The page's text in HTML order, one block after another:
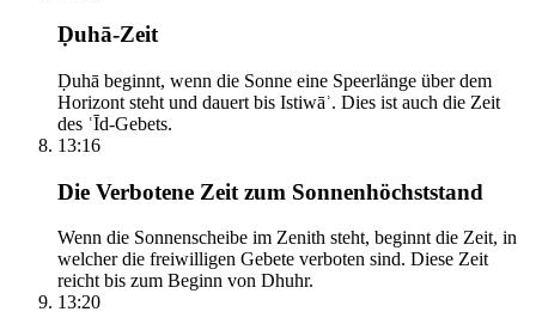
Ḍuhā-Zeit
Ḍuhā beginnt, wenn die Sonne eine Speerlänge über dem
Horizont steht und dauert bis Istiwāʾ. Dies ist auch die Zeit
des ʿĪd-Gebets.
13:16
Die Verbotene Zeit zum Sonnenhöchststand
Wenn die Sonnenscheibe im Zenith steht, beginnt die Zeit, in
welcher die freiwilligen Gebete verboten sind. Diese Zeit
reicht bis zum Beginn von Dhuhr.
13:20